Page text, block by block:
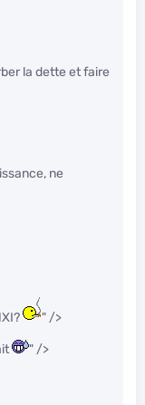
la dette et faire
ne
" />
" />